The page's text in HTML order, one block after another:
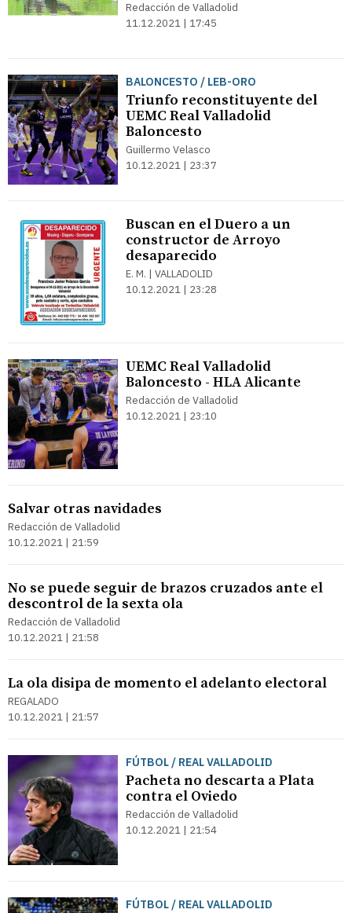
Redacción de Valladolid
11.12.2021 | 17:45
BALONCESTO / LEB-ORO
Triunfo reconstituyente del
UEMC Real Valladolid
Baloncesto
Guillermo Velasco
10.12.2021 | 23:37
Buscan en el Duero a un
constructor de Arroyo
desaparecido
E. M. | VALLADOLID
10.12.2021 | 23:28
UEMC Real Valladolid
Baloncesto - HLA Alicante
Redacción de Valladolid
10.12.2021 | 23:10
Salvar otras navidades
Redacción de Valladolid
10.12.2021 | 21:59
No se puede seguir de brazos cruzados ante el
descontrol de la sexta ola
Redacción de Valladolid
10.12.2021 | 21:58
La ola disipa de momento el adelanto electoral
REGALADO
10.12.2021 | 21:57
FÚTBOL / REAL VALLADOLID
Pacheta no descarta a Plata
contra el Oviedo
Redacción de Valladolid
10.12.2021 | 21:54
FÚTBOL / REAL VALLADOLID